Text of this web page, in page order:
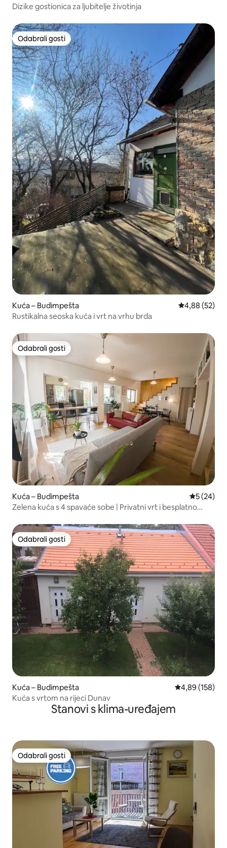
Dizike gostionica za ljubitelje životinja
Odabrali gosti
Odabrali gosti
Kuća – Budimpešta Prosječna
4,88 (52)
Rustikalna seoska kuća i vrt na vrhu brda
Odabrali gosti
Odabrali gosti
Kuća – Budimpešta Prosječna
5 (24)
Zelena kuća s 4 spavaće sobe | Privatni vrt i besplatno
Odabrali gosti
Odabrali gosti
Kuća – Budimpešta Prosječna
4,89 (158)
Kuća s vrtom na rijeci Dunav
Stanovi s klima-uređajem
Odabrali gosti
Odabrali gosti